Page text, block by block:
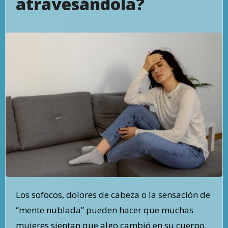
Los sofocos, dolores de cabeza o la sensación de
“mente nublada” pueden hacer que muchas
mujeres sientan que algo cambió en su cuerpo.